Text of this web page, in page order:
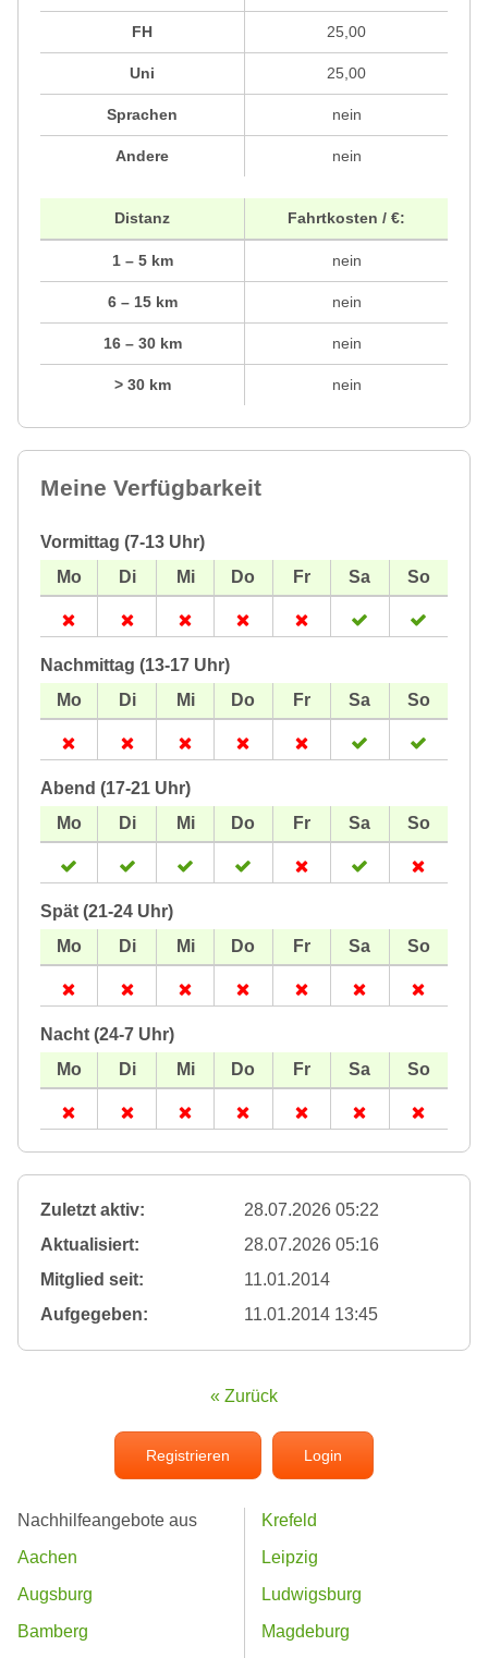
FH
Uni
Sprachen
Andere
25,00
25,00
nein
nein
Distanz
1 – 5 km
6 – 15 km
16 – 30 km
> 30 km
Fahrtkosten / €:
nein
nein
nein
nein
Meine Verfügbarkeit
Vormittag (7-13 Uhr)
Nachmittag (13-17 Uhr)
Abend (17-21 Uhr)
Spät (21-24 Uhr)
Nacht (24-7 Uhr)
Zuletzt aktiv:
28.07.2026 05:22
Aktualisiert:
28.07.2026 05:16
Mitglied seit:
11.01.2014
Aufgegeben:
11.01.2014 13:45
« Zurück
Registrieren Login
Nachhilfeangebote aus
Aachen
Augsburg
Bamberg
Krefeld
Leipzig
Ludwigsburg
Magdeburg